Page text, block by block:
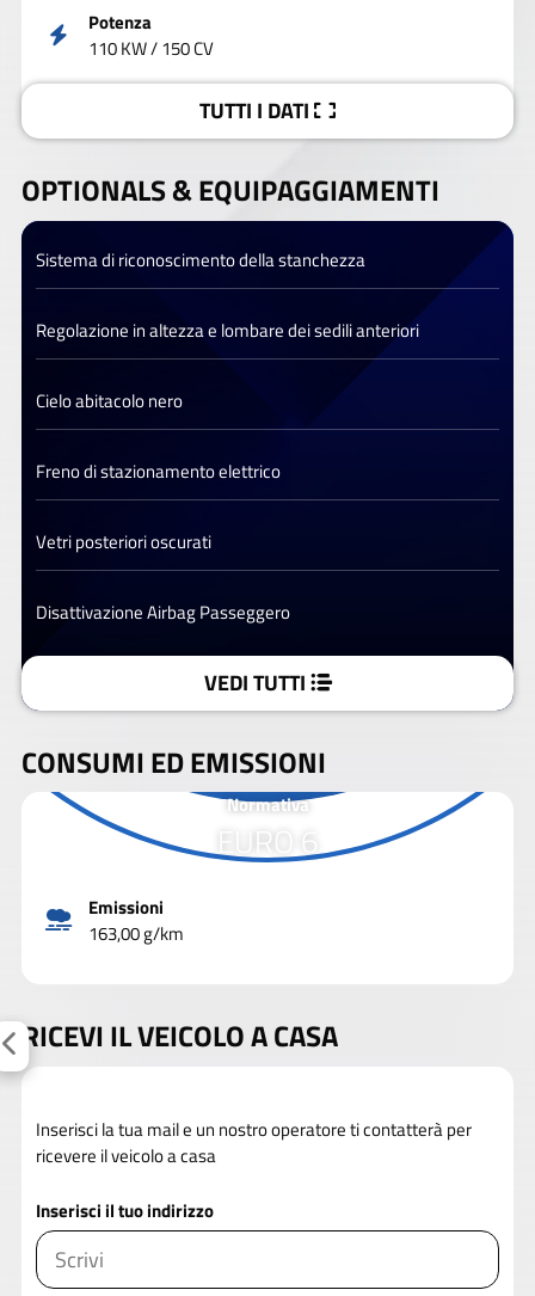
Potenza
110 KW / 150 CV
TUTTI I DATI
OPTIONALS &EQUIPAGGIAMENTI
Sistema di riconoscimento della stanchezza
Regolazione in altezza e lombare dei sedili anteriori
Cielo abitacolo nero
Freno di stazionamento elettrico
Vetri posteriori oscurati
Disattivazione Airbag Passeggero
VEDI TUTTI
CONSUMI ED EMISSIONI
Normativa
EURO 6
Emissioni
163,00 g/km
RICEVI IL VEICOLO A CASA
Inserisci la tua mail e un nostro operatore ti contatterà per
ricevere il veicolo a casa
Inserisci il tuo indirizzo